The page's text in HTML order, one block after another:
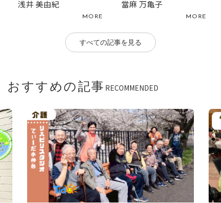
浅井 美由紀
MORE
當麻 万亀子
MORE
すべての記事を見る
おすすめの記事 RECOMMENDED